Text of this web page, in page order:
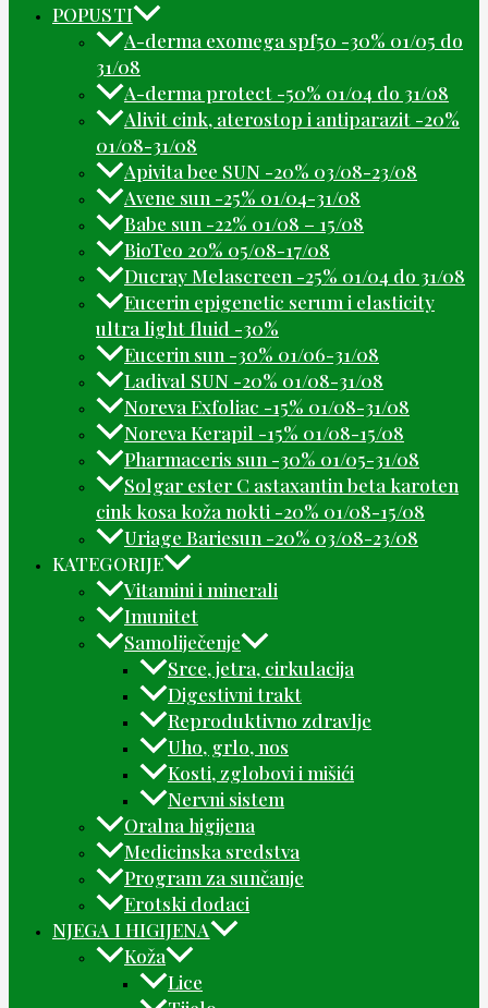
POPUSTI
A-derma exomega spf50 -30% 01/05 do
31/08
A-derma protect -50% 01/04 do 31/08
Alivit cink, aterostop i antiparazit -20%
01/08-31/08
Apivita bee SUN -20% 03/08-23/08
Avene sun -25% 01/04-31/08
Babe sun -22% 01/08 – 15/08
BioTeo 20% 05/08-17/08
Ducray Melascreen -25% 01/04 do 31/08
Eucerin epigenetic serum i elasticity
ultra light fluid -30%
Eucerin sun -30% 01/06-31/08
Ladival SUN -20% 01/08-31/08
Noreva Exfoliac -15% 01/08-31/08
Noreva Kerapil -15% 01/08-15/08
Pharmaceris sun -30% 01/05-31/08
Solgar ester C astaxantin beta karoten
cink kosa koža nokti -20% 01/08-15/08
Uriage Bariesun -20% 03/08-23/08
KATEGORIJE
Vitamini i minerali
Imunitet
Samoliječenje
Srce, jetra, cirkulacija
Digestivni trakt
Reproduktivno zdravlje
Uho, grlo, nos
Kosti, zglobovi i mišići
Nervni sistem
Oralna higijena
Medicinska sredstva
Program za sunčanje
Erotski dodaci
NJEGA I HIGIJENA
Koža
Lice